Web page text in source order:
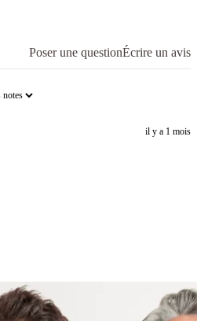
Poser une questionÉcrire un avis
il y a 1 mois